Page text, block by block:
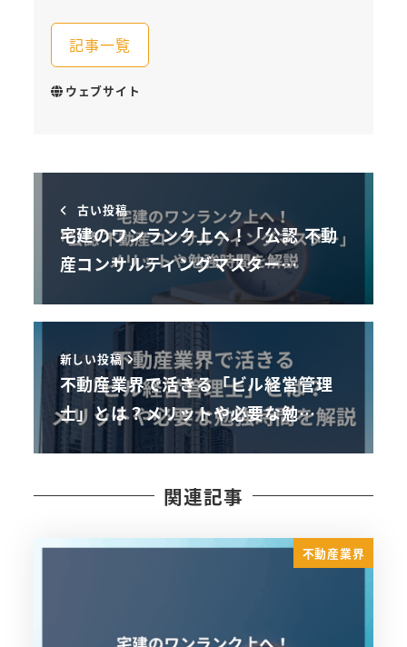
記事一覧
ウェブサイト
古い投稿
宅建のワンランク上へ！「公認 不動
産コンサルティングマスター…
新しい投稿
不動産業界で活きる「ビル経営管理
士」とは？メリットや必要な勉…
関連記事
不動産業界